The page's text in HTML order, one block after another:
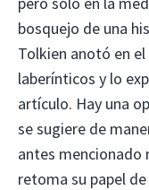
bosquejo de una
Tolkien anotó en el
laberínticos y lo
artículo. Hay una
se sugiere de
antes mencionado
retoma su papel